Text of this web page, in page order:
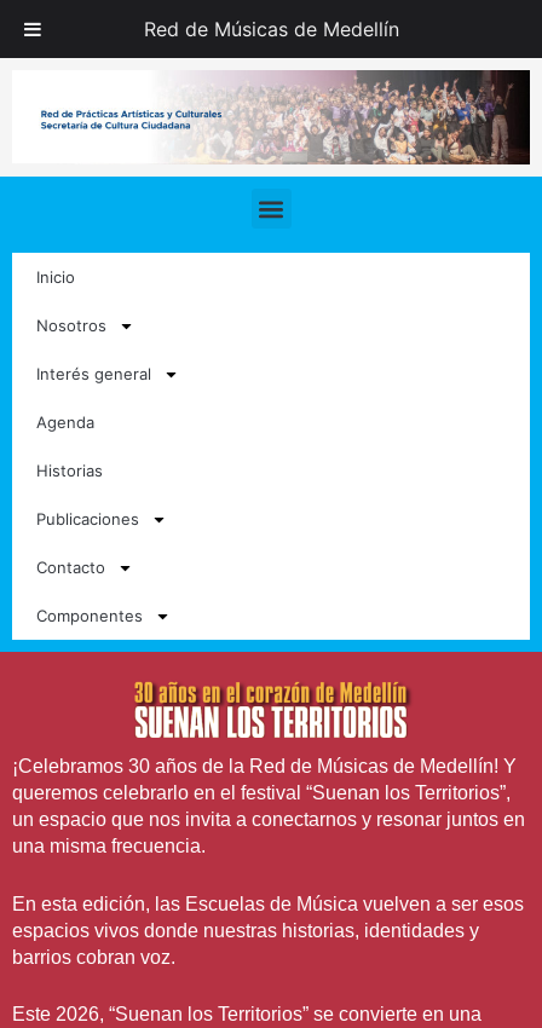
Menu
Inicio
Nosotros
Interés general
Agenda
Historias
Publicaciones
Contacto
Componentes
¡Celebramos 30 años de la Red de Músicas de Medellín! Y
queremos celebrarlo en el festival “Suenan los Territorios”,
un espacio que nos invita a conectarnos y resonar juntos en
una misma frecuencia.
En esta edición, las Escuelas de Música vuelven a ser esos
espacios vivos donde nuestras historias, identidades y
barrios cobran voz.
Este 2026, “Suenan los Territorios” se convierte en una
entradas
Red de Músicas de Medellín